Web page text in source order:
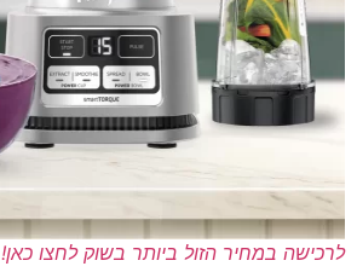
לרכישה במחיר הזול ביותר בשוק לחצו כאן!